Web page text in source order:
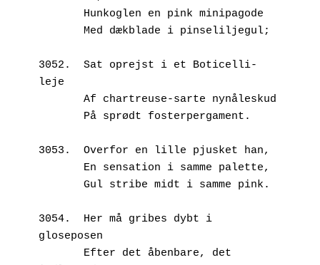
       Hunkoglen en pink minipagode
       Med dækblade i pinseliljegul;
3052.  Sat oprejst i et Boticelli-
leje
       Af chartreuse-sarte nynåleskud
       På sprødt fosterpergament.
3053.  Overfor en lille pjusket han,
       En sensation i samme palette,
       Gul stribe midt i samme pink.
3054.  Her må gribes dybt i
gloseposen